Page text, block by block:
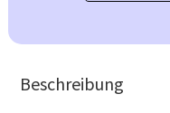
Beschreibung